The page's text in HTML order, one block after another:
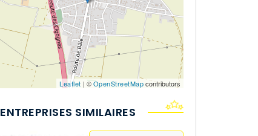
Leaflet | ©OpenStreetMapcontributors
ENTREPRISES SIMILAIRES